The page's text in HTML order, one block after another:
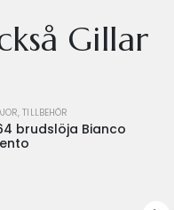
Gillar
,TILLBEHÖR
brudslöja Bianco